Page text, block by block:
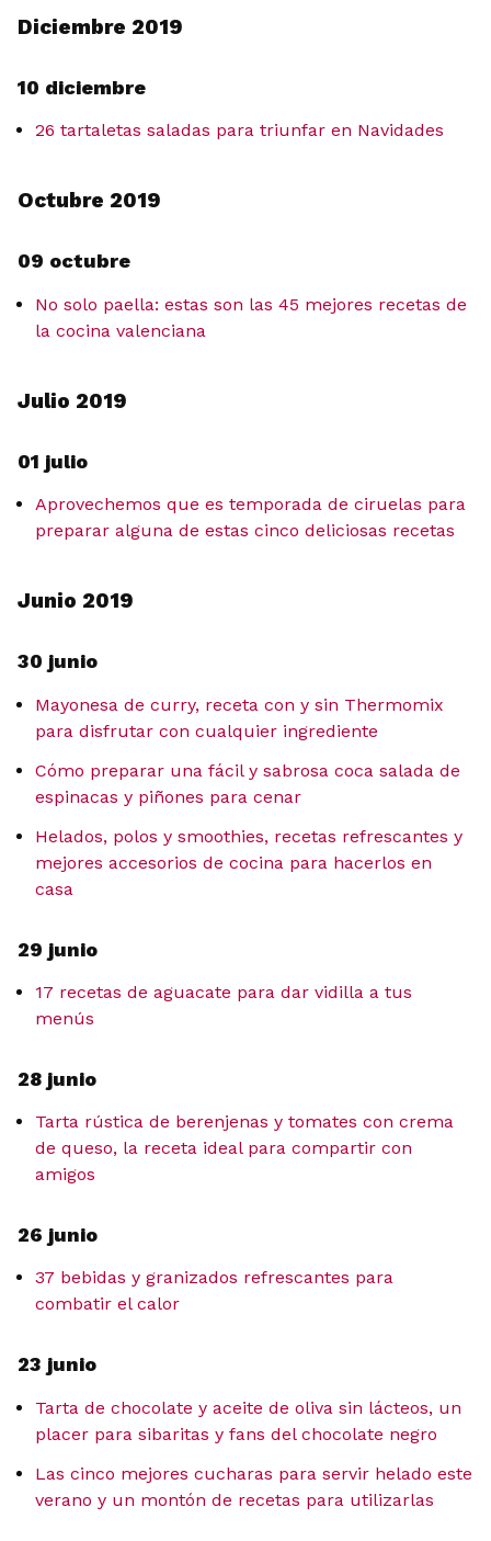
Diciembre 2019
10 diciembre
26 tartaletas saladas para triunfar en Navidades
Octubre 2019
09 octubre
No solo paella: estas son las 45 mejores recetas de
la cocina valenciana
Julio 2019
01 julio
Aprovechemos que es temporada de ciruelas para
preparar alguna de estas cinco deliciosas recetas
Junio 2019
30 junio
Mayonesa de curry, receta con y sin Thermomix
para disfrutar con cualquier ingrediente
Cómo preparar una fácil y sabrosa coca salada de
espinacas y piñones para cenar
Helados, polos y smoothies, recetas refrescantes y
mejores accesorios de cocina para hacerlos en
casa
29 junio
17 recetas de aguacate para dar vidilla a tus
menús
28 junio
Tarta rústica de berenjenas y tomates con crema
de queso, la receta ideal para compartir con
amigos
26 junio
37 bebidas y granizados refrescantes para
combatir el calor
23 junio
Tarta de chocolate y aceite de oliva sin lácteos, un
placer para sibaritas y fans del chocolate negro
Las cinco mejores cucharas para servir helado este
verano y un montón de recetas para utilizarlas